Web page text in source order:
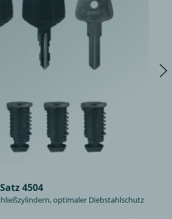
4504
optimaler Diebstahlschutz